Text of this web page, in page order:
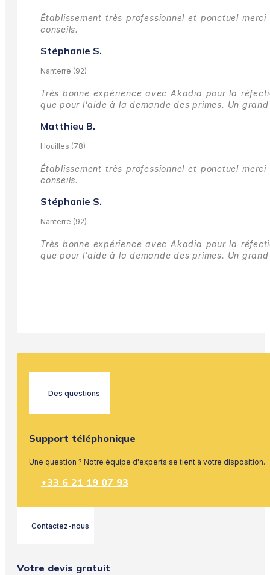
Établissement très professionnel et ponctuel
conseils.
Stéphanie S.
Nanterre (92)
Très bonne expérience avec Akadia pour la
que pour l'aide à la demande des primes. Un
Matthieu B.
Houilles (78)
Établissement très professionnel et ponctuel
conseils.
Stéphanie S.
Nanterre (92)
Très bonne expérience avec Akadia pour la
que pour l'aide à la demande des primes. Un
Des questions
Support téléphonique
Une question ? Notre équipe d'experts se tient à votre disposition.
+33 6 21 19 07 93
Contactez-nous
Votre devis gratuit